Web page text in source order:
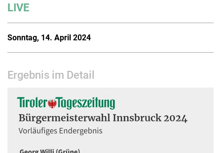
LIVE
Sonntag, 14. April 2024
Ergebnis im Detail